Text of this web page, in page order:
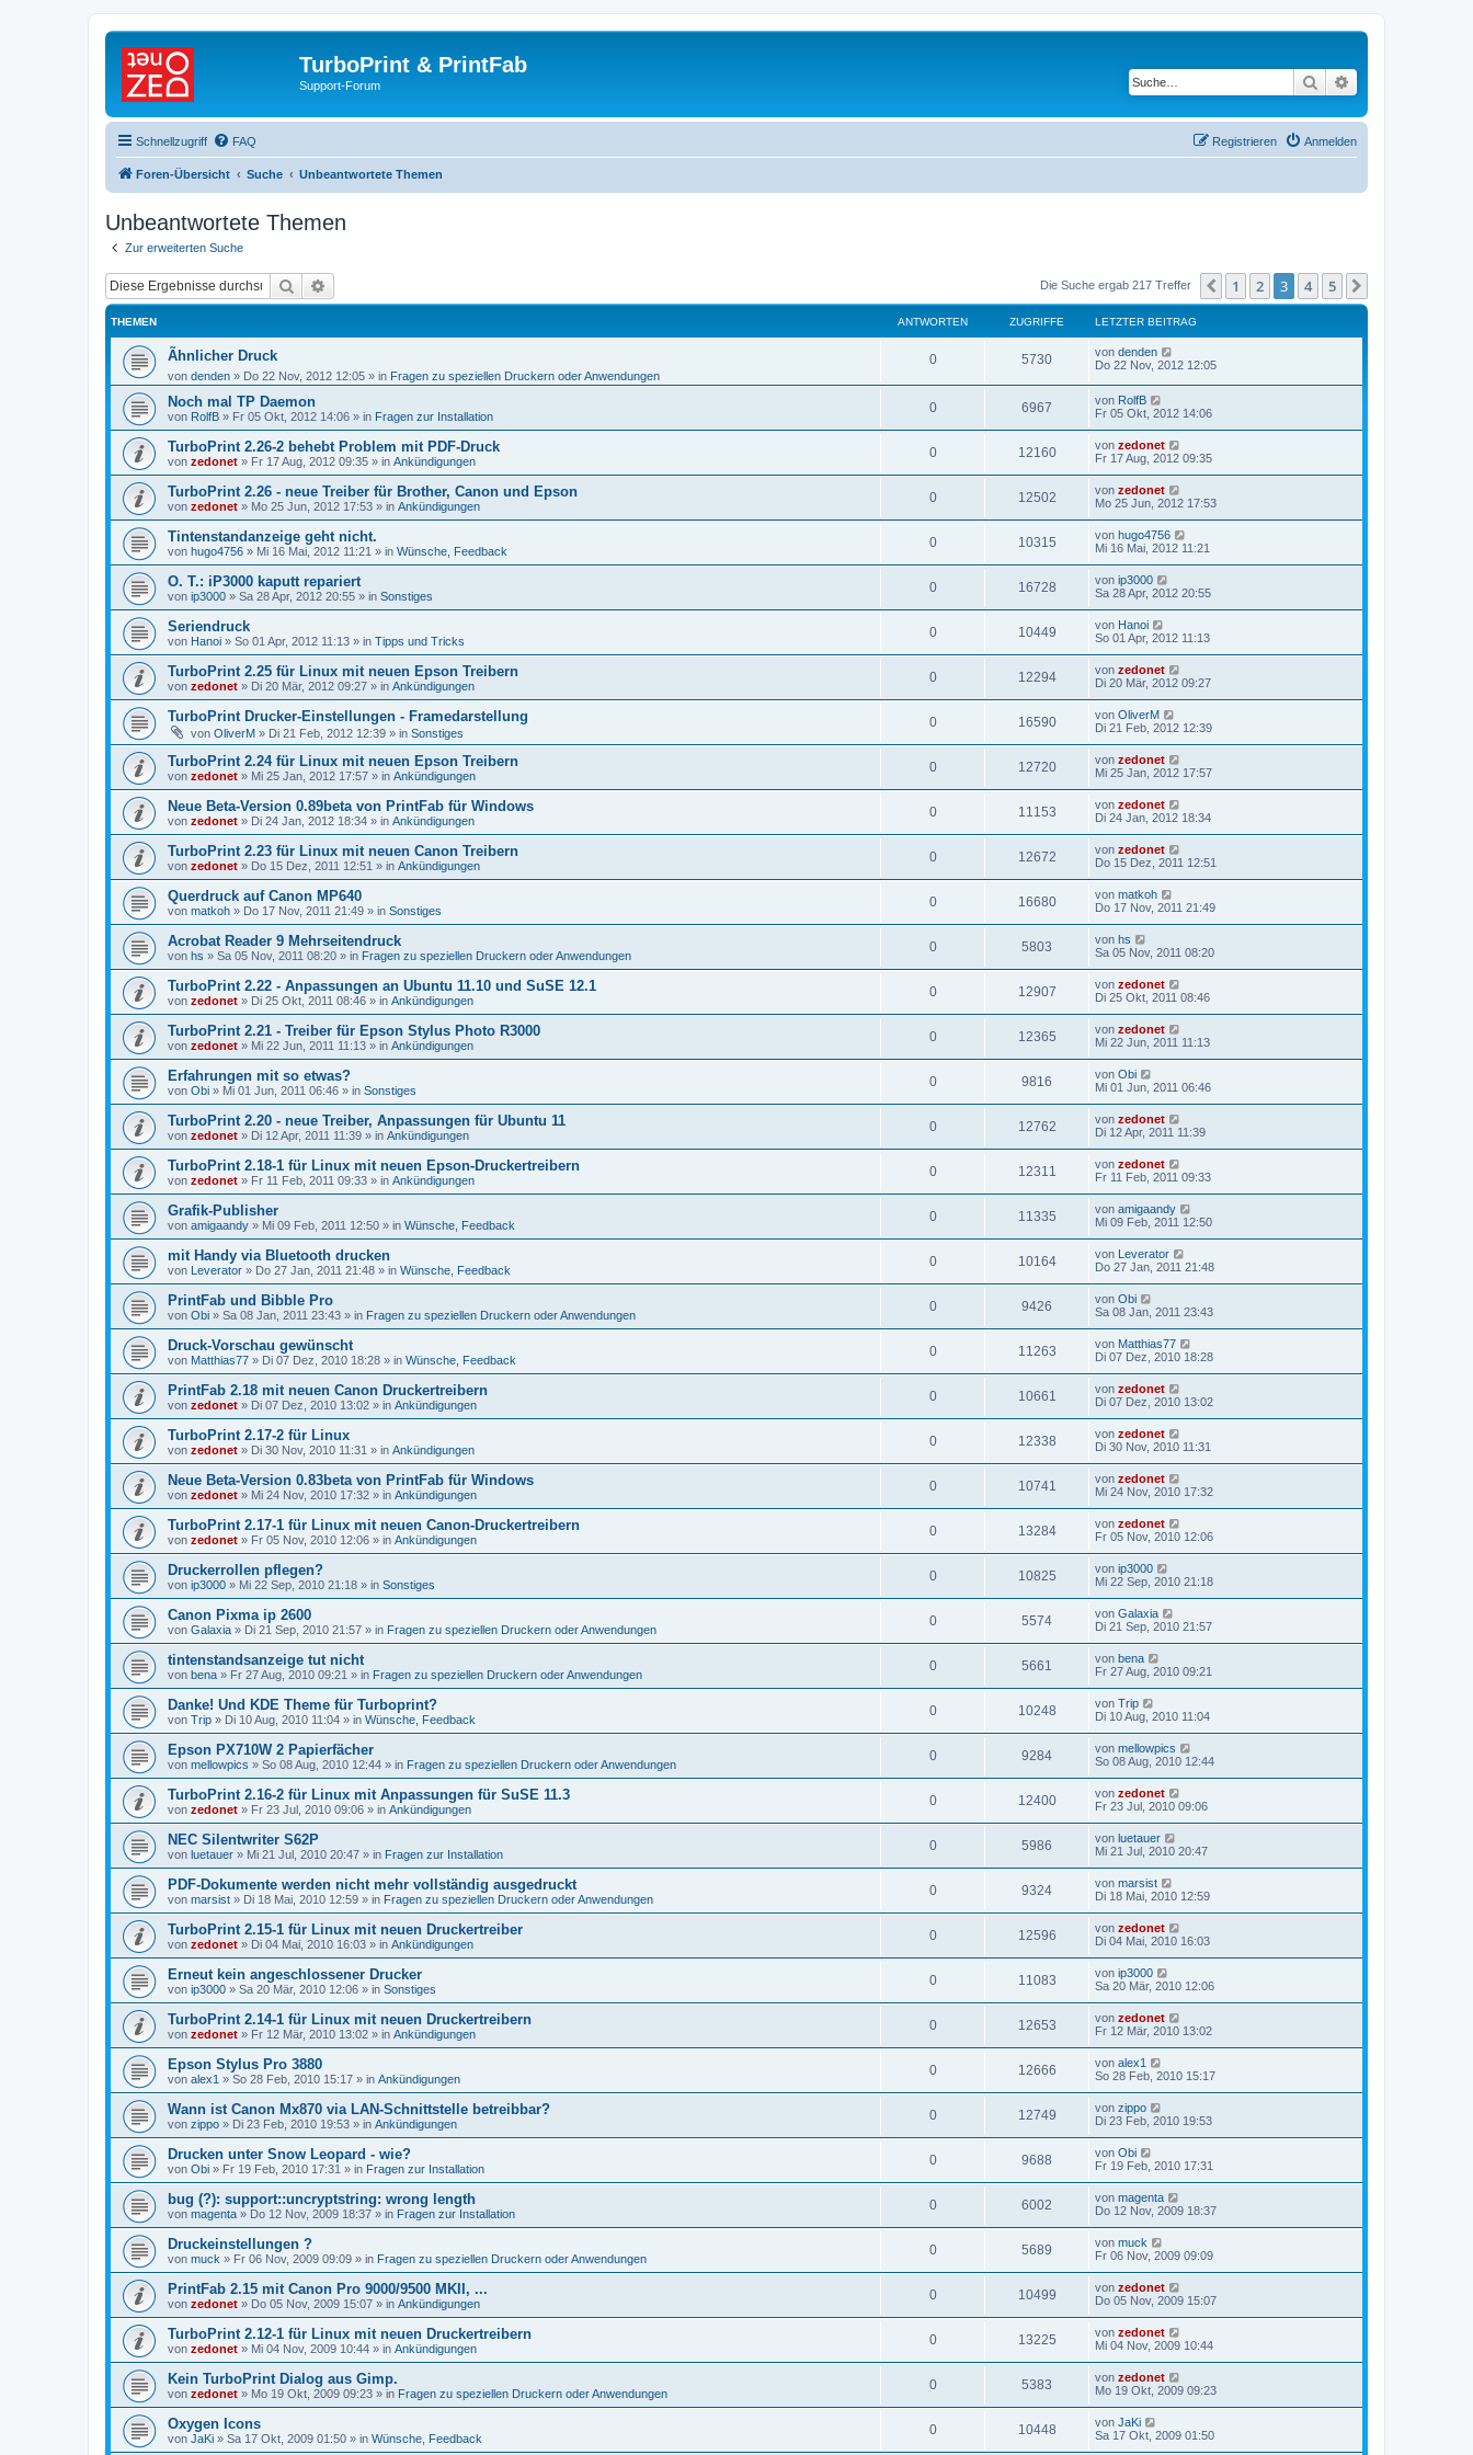
TurboPrint & PrintFab
Support-Forum Suche
Schnellzugriff FAQ Anmelden
Registrieren
Foren-Übersicht Suche Unbeantwortete Themen
Unbeantwortete Themen
Zur erweiterten Suche
Suche Die Suche ergab 217 Treffer Vorherige
1 2 3 4 5
THEMEN ANTWORTEN ZUGRIFFE LETZTER BEITRAG
Ãhnlicher Druck
von denden » Do 22 Nov, 2012 12:05 » in Fragen zu speziellen Druckern oder Anwendungen
0 5730 von denden
Do 22 Nov, 2012 12:05
Noch mal TP Daemon
von RolfB » Fr 05 Okt, 2012 14:06 » in Fragen zur Installation
0 6967 von RolfB
Fr 05 Okt, 2012 14:06
TurboPrint 2.26-2 behebt Problem mit PDF-Druck
von zedonet » Fr 17 Aug, 2012 09:35 » in Ankündigungen
0 12160 von zedonet
Fr 17 Aug, 2012 09:35
TurboPrint 2.26 - neue Treiber für Brother, Canon und Epson
von zedonet » Mo 25 Jun, 2012 17:53 » in Ankündigungen
0 12502 von zedonet
Mo 25 Jun, 2012 17:53
Tintenstandanzeige geht nicht.
von hugo4756 » Mi 16 Mai, 2012 11:21 » in Wünsche, Feedback
0 10315 von hugo4756
Mi 16 Mai, 2012 11:21
O. T.: iP3000 kaputt repariert
von ip3000 » Sa 28 Apr, 2012 20:55 » in Sonstiges
0 16728 von ip3000
Sa 28 Apr, 2012 20:55
Seriendruck
von Hanoi » So 01 Apr, 2012 11:13 » in Tipps und Tricks
0 10449 von Hanoi
So 01 Apr, 2012 11:13
TurboPrint 2.25 für Linux mit neuen Epson Treibern
von zedonet » Di 20 Mär, 2012 09:27 » in Ankündigungen
0 12294 von zedonet
Di 20 Mär, 2012 09:27
TurboPrint Drucker-Einstellungen - Framedarstellung
von OliverM » Di 21 Feb, 2012 12:39 » in Sonstiges
0 16590 von OliverM
Di 21 Feb, 2012 12:39
TurboPrint 2.24 für Linux mit neuen Epson Treibern
von zedonet » Mi 25 Jan, 2012 17:57 » in Ankündigungen
0 12720 von zedonet
Mi 25 Jan, 2012 17:57
Neue Beta-Version 0.89beta von PrintFab für Windows
von zedonet » Di 24 Jan, 2012 18:34 » in Ankündigungen
0 11153 von zedonet
Di 24 Jan, 2012 18:34
TurboPrint 2.23 für Linux mit neuen Canon Treibern
von zedonet » Do 15 Dez, 2011 12:51 » in Ankündigungen
0 12672 von zedonet
Do 15 Dez, 2011 12:51
Querdruck auf Canon MP640
von matkoh » Do 17 Nov, 2011 21:49 » in Sonstiges
0 16680 von matkoh
Do 17 Nov, 2011 21:49
Acrobat Reader 9 Mehrseitendruck
von hs » Sa 05 Nov, 2011 08:20 » in Fragen zu speziellen Druckern oder Anwendungen
0 5803 von hs
Sa 05 Nov, 2011 08:20
TurboPrint 2.22 - Anpassungen an Ubuntu 11.10 und SuSE 12.1
von zedonet » Di 25 Okt, 2011 08:46 » in Ankündigungen
0 12907 von zedonet
Di 25 Okt, 2011 08:46
TurboPrint 2.21 - Treiber für Epson Stylus Photo R3000
von zedonet » Mi 22 Jun, 2011 11:13 » in Ankündigungen
0 12365 von zedonet
Mi 22 Jun, 2011 11:13
Erfahrungen mit so etwas?
von Obi » Mi 01 Jun, 2011 06:46 » in Sonstiges
0 9816 von Obi
Mi 01 Jun, 2011 06:46
TurboPrint 2.20 - neue Treiber, Anpassungen für Ubuntu 11
von zedonet » Di 12 Apr, 2011 11:39 » in Ankündigungen
0 12762 von zedonet
Di 12 Apr, 2011 11:39
TurboPrint 2.18-1 für Linux mit neuen Epson-Druckertreibern
von zedonet » Fr 11 Feb, 2011 09:33 » in Ankündigungen
0 12311 von zedonet
Fr 11 Feb, 2011 09:33
Grafik-Publisher
von amigaandy » Mi 09 Feb, 2011 12:50 » in Wünsche, Feedback
0 11335 von amigaandy
Mi 09 Feb, 2011 12:50
mit Handy via Bluetooth drucken
von Leverator » Do 27 Jan, 2011 21:48 » in Wünsche, Feedback
0 10164 von Leverator
Do 27 Jan, 2011 21:48
PrintFab und Bibble Pro
von Obi » Sa 08 Jan, 2011 23:43 » in Fragen zu speziellen Druckern oder Anwendungen
0 9426 von Obi
Sa 08 Jan, 2011 23:43
Druck-Vorschau gewünscht
von Matthias77 » Di 07 Dez, 2010 18:28 » in Wünsche, Feedback
0 11263 von Matthias77
Di 07 Dez, 2010 18:28
PrintFab 2.18 mit neuen Canon Druckertreibern
von zedonet » Di 07 Dez, 2010 13:02 » in Ankündigungen
0 10661 von zedonet
Di 07 Dez, 2010 13:02
TurboPrint 2.17-2 für Linux
von zedonet » Di 30 Nov, 2010 11:31 » in Ankündigungen
0 12338 von zedonet
Di 30 Nov, 2010 11:31
Neue Beta-Version 0.83beta von PrintFab für Windows
von zedonet » Mi 24 Nov, 2010 17:32 » in Ankündigungen
0 10741 von zedonet
Mi 24 Nov, 2010 17:32
TurboPrint 2.17-1 für Linux mit neuen Canon-Druckertreibern
von zedonet » Fr 05 Nov, 2010 12:06 » in Ankündigungen
0 13284 von zedonet
Fr 05 Nov, 2010 12:06
Druckerrollen pflegen?
von ip3000 » Mi 22 Sep, 2010 21:18 » in Sonstiges
0 10825 von ip3000
Mi 22 Sep, 2010 21:18
Canon Pixma ip 2600
von Galaxia » Di 21 Sep, 2010 21:57 » in Fragen zu speziellen Druckern oder Anwendungen
0 5574 von Galaxia
Di 21 Sep, 2010 21:57
tintenstandsanzeige tut nicht
von bena » Fr 27 Aug, 2010 09:21 » in Fragen zu speziellen Druckern oder Anwendungen
0 5661 von bena
Fr 27 Aug, 2010 09:21
Danke! Und KDE Theme für Turboprint?
von Trip » Di 10 Aug, 2010 11:04 » in Wünsche, Feedback
0 10248 von Trip
Di 10 Aug, 2010 11:04
Epson PX710W 2 Papierfächer
von mellowpics » So 08 Aug, 2010 12:44 » in Fragen zu speziellen Druckern oder Anwendungen
0 9284 von mellowpics
So 08 Aug, 2010 12:44
TurboPrint 2.16-2 für Linux mit Anpassungen für SuSE 11.3
von zedonet » Fr 23 Jul, 2010 09:06 » in Ankündigungen
0 12400 von zedonet
Fr 23 Jul, 2010 09:06
NEC Silentwriter S62P
von luetauer » Mi 21 Jul, 2010 20:47 » in Fragen zur Installation
0 5986 von luetauer
Mi 21 Jul, 2010 20:47
PDF-Dokumente werden nicht mehr vollständig ausgedruckt
von marsist » Di 18 Mai, 2010 12:59 » in Fragen zu speziellen Druckern oder Anwendungen
0 9324 von marsist
Di 18 Mai, 2010 12:59
TurboPrint 2.15-1 für Linux mit neuen Druckertreiber
von zedonet » Di 04 Mai, 2010 16:03 » in Ankündigungen
0 12596 von zedonet
Di 04 Mai, 2010 16:03
Erneut kein angeschlossener Drucker
von ip3000 » Sa 20 Mär, 2010 12:06 » in Sonstiges
0 11083 von ip3000
Sa 20 Mär, 2010 12:06
TurboPrint 2.14-1 für Linux mit neuen Druckertreibern
von zedonet » Fr 12 Mär, 2010 13:02 » in Ankündigungen
0 12653 von zedonet
Fr 12 Mär, 2010 13:02
Epson Stylus Pro 3880
von alex1 » So 28 Feb, 2010 15:17 » in Ankündigungen
0 12666 von alex1
So 28 Feb, 2010 15:17
Wann ist Canon Mx870 via LAN-Schnittstelle betreibbar?
von zippo » Di 23 Feb, 2010 19:53 » in Ankündigungen
0 12749 von zippo
Di 23 Feb, 2010 19:53
Drucken unter Snow Leopard - wie?
von Obi » Fr 19 Feb, 2010 17:31 » in Fragen zur Installation
0 9688 von Obi
Fr 19 Feb, 2010 17:31
bug (?): support::uncryptstring: wrong length
von magenta » Do 12 Nov, 2009 18:37 » in Fragen zur Installation
0 6002 von magenta
Do 12 Nov, 2009 18:37
Druckeinstellungen ?
von muck » Fr 06 Nov, 2009 09:09 » in Fragen zu speziellen Druckern oder Anwendungen
0 5689 von muck
Fr 06 Nov, 2009 09:09
PrintFab 2.15 mit Canon Pro 9000/9500 MKII, ...
von zedonet » Do 05 Nov, 2009 15:07 » in Ankündigungen
0 10499 von zedonet
Do 05 Nov, 2009 15:07
TurboPrint 2.12-1 für Linux mit neuen Druckertreibern
von zedonet » Mi 04 Nov, 2009 10:44 » in Ankündigungen
0 13225 von zedonet
Mi 04 Nov, 2009 10:44
Kein TurboPrint Dialog aus Gimp.
von zedonet » Mo 19 Okt, 2009 09:23 » in Fragen zu speziellen Druckern oder Anwendungen
0 5383 von zedonet
Mo 19 Okt, 2009 09:23
Oxygen Icons
von JaKi » Sa 17 Okt, 2009 01:50 » in Wünsche, Feedback
0 10448 von JaKi
Sa 17 Okt, 2009 01:50